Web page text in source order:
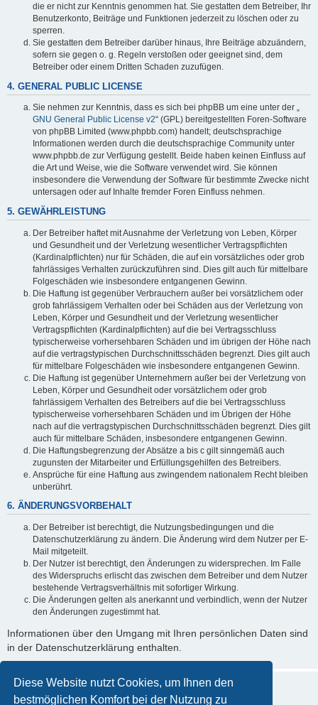
Diese Website nutzt Cookies, um Ihnen den
bestmöglichen Komfort bei der Nutzung zu
die er nicht zur Kenntnis genommen hat. Sie gestatten dem Betreiber, Ihr
Benutzerkonto, Beiträge und Funktionen jederzeit zu löschen oder zu
sperren.
Sie gestatten dem Betreiber darüber hinaus, Ihre Beiträge abzuändern,
sofern sie gegen o. g. Regeln verstoßen oder geeignet sind, dem
Betreiber oder einem Dritten Schaden zuzufügen.
4. GENERAL PUBLIC LICENSE
Sie nehmen zur Kenntnis, dass es sich bei phpBB um eine unter der „
GNU General Public License v2“ (GPL) bereitgestellten Foren-Software
von phpBB Limited (www.phpbb.com) handelt; deutschsprachige
Informationen werden durch die deutschsprachige Community unter
www.phpbb.de zur Verfügung gestellt. Beide haben keinen Einfluss auf
die Art und Weise, wie die Software verwendet wird. Sie können
insbesondere die Verwendung der Software für bestimmte Zwecke nicht
untersagen oder auf Inhalte fremder Foren Einfluss nehmen.
5. GEWÄHRLEISTUNG
Der Betreiber haftet mit Ausnahme der Verletzung von Leben, Körper
und Gesundheit und der Verletzung wesentlicher Vertragspflichten
(Kardinalpflichten) nur für Schäden, die auf ein vorsätzliches oder grob
fahrlässiges Verhalten zurückzuführen sind. Dies gilt auch für mittelbare
Folgeschäden wie insbesondere entgangenen Gewinn.
Die Haftung ist gegenüber Verbrauchern außer bei vorsätzlichem oder
grob fahrlässigem Verhalten oder bei Schäden aus der Verletzung von
Leben, Körper und Gesundheit und der Verletzung wesentlicher
Vertragspflichten (Kardinalpflichten) auf die bei Vertragsschluss
typischerweise vorhersehbaren Schäden und im übrigen der Höhe nach
auf die vertragstypischen Durchschnittsschäden begrenzt. Dies gilt auch
für mittelbare Folgeschäden wie insbesondere entgangenen Gewinn.
Die Haftung ist gegenüber Unternehmern außer bei der Verletzung von
Leben, Körper und Gesundheit oder vorsätzlichem oder grob
fahrlässigem Verhalten des Betreibers auf die bei Vertragsschluss
typischerweise vorhersehbaren Schäden und im Übrigen der Höhe
nach auf die vertragstypischen Durchschnittsschäden begrenzt. Dies gilt
auch für mittelbare Schäden, insbesondere entgangenen Gewinn.
Die Haftungsbegrenzung der Absätze a bis c gilt sinngemäß auch
zugunsten der Mitarbeiter und Erfüllungsgehilfen des Betreibers.
Ansprüche für eine Haftung aus zwingendem nationalem Recht bleiben
unberührt.
6. ÄNDERUNGSVORBEHALT
Der Betreiber ist berechtigt, die Nutzungsbedingungen und die
Datenschutzerklärung zu ändern. Die Änderung wird dem Nutzer per E-
Mail mitgeteilt.
Der Nutzer ist berechtigt, den Änderungen zu widersprechen. Im Falle
des Widerspruchs erlischt das zwischen dem Betreiber und dem Nutzer
bestehende Vertragsverhältnis mit sofortiger Wirkung.
Die Änderungen gelten als anerkannt und verbindlich, wenn der Nutzer
den Änderungen zugestimmt hat.
Informationen über den Umgang mit Ihren persönlichen Daten sind
in der Datenschutzerklärung enthalten.